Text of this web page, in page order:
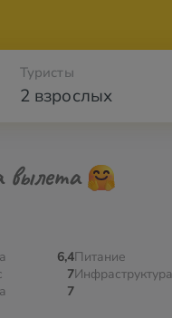
2 взрослых
Туристы
вылета
6,4
7
7
Питание
Инфраструктура